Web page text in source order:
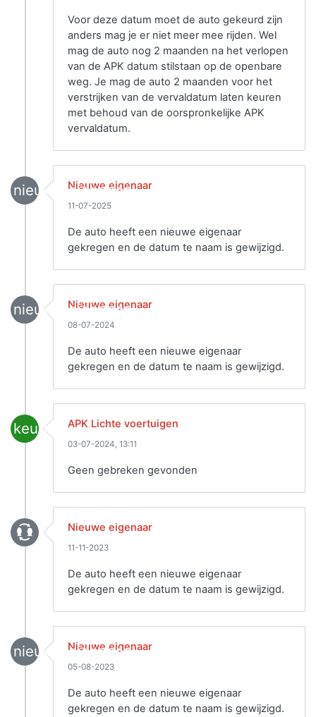
Voor deze datum moet de auto gekeurd zijn
anders mag je er niet meer mee rijden. Wel
mag de auto nog 2 maanden na het verlopen
van de APK datum stilstaan op de openbare
weg. Je mag de auto 2 maanden voor het
verstrijken van de vervaldatum laten keuren
met behoud van de oorspronkelijke APK
vervaldatum.
nieuwe_eigenaar
Nieuwe eigenaar
11-07-2025
De auto heeft een nieuwe eigenaar
gekregen en de datum te naam is gewijzigd.
nieuwe_eigenaar
Nieuwe eigenaar
08-07-2024
De auto heeft een nieuwe eigenaar
gekregen en de datum te naam is gewijzigd.
keuring APK Lichte voertuigen
03-07-2024, 13:11
Geen gebreken gevonden
Nieuwe eigenaar
11-11-2023
De auto heeft een nieuwe eigenaar
gekregen en de datum te naam is gewijzigd.
nieuwe_eigenaar
Nieuwe eigenaar
05-08-2023
De auto heeft een nieuwe eigenaar
gekregen en de datum te naam is gewijzigd.